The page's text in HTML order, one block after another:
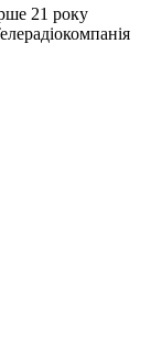
21 року